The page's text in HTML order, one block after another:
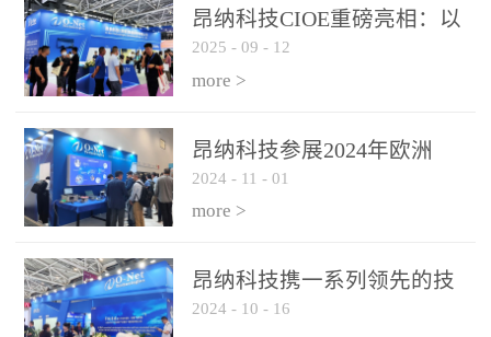
昂纳科技CIOE重磅亮相：以
光通信创新引擎，驱动AI与
算力互联新时代
2025 - 09 - 12
more >
昂纳科技参展2024年欧洲
ECOC展会
2024 - 11 - 01
more >
昂纳科技携一系列领先的技
术平台和优秀产品参展2024
2024 - 10 - 16